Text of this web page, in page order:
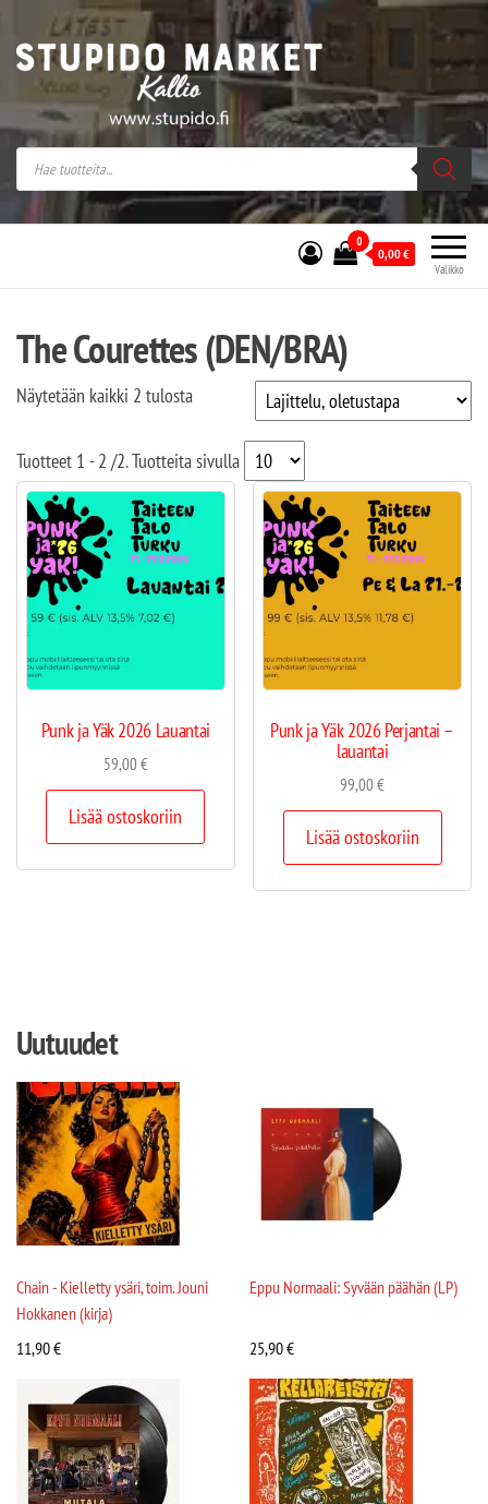
Stupido Market – verkossa ja kivijalassa
Stupido Market on vaihtoehtomusaan
erikoistunut verkko- sekä
kivijalkakauppa Helsingissä Kallion
sydämessä.
Valikko
0
0,00€
The Courettes (DEN/BRA)
Näytetään kaikki 2 tulosta
Tuotteet 1 - 2 /2. Tuotteita sivulla
Punk ja Yäk 2026 Lauantai
59,00€
Lisää ostoskoriin
Punk ja Yäk 2026 Perjantai –
lauantai
99,00€
Lisää ostoskoriin
Uutuudet
Chain - Kielletty ysäri, toim. Jouni
Hokkanen (kirja)
11,90€
Eppu Normaali: Syvään päähän (LP)
25,90€